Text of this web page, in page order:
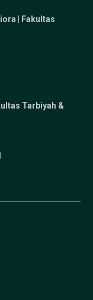
| Fakultas
Tarbiyah &